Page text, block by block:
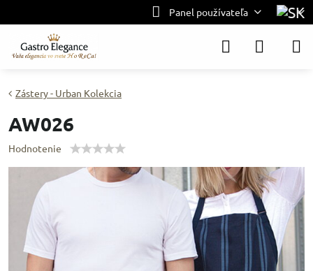
Panel používateľa
Zástery - Urban Kolekcia
AW026
Hodnotenie